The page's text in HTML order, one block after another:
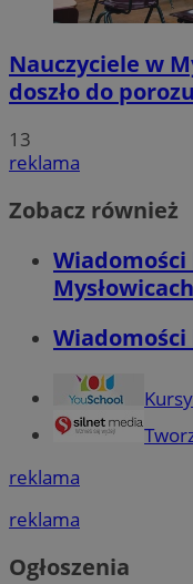
Nauczyciele w
doszło do
13
reklama
Zobacz również
Mysłowicach
reklama
reklama
Ogłoszenia